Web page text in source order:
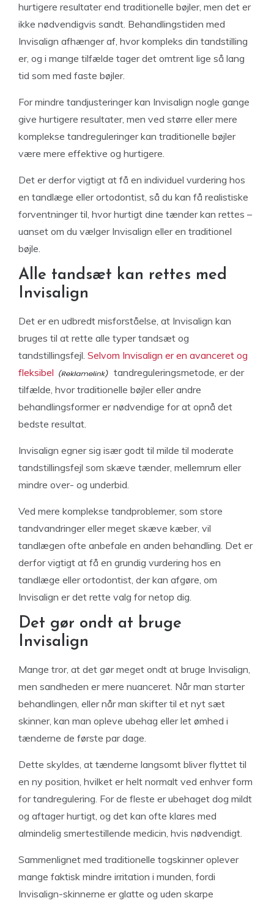
hurtigere resultater end traditionelle bøjler, men det er
ikke nødvendigvis sandt. Behandlingstiden med
Invisalign afhænger af, hvor kompleks din tandstilling
er, og i mange tilfælde tager det omtrent lige så lang
tid som med faste bøjler.
For mindre tandjusteringer kan Invisalign nogle gange
give hurtigere resultater, men ved større eller mere
komplekse tandreguleringer kan traditionelle bøjler
være mere effektive og hurtigere.
Det er derfor vigtigt at få en individuel vurdering hos
en tandlæge eller ortodontist, så du kan få realistiske
forventninger til, hvor hurtigt dine tænder kan rettes –
uanset om du vælger Invisalign eller en traditionel
bøjle.
Alle tandsæt kan rettes med
Invisalign
Det er en udbredt misforståelse, at Invisalign kan
bruges til at rette alle typer tandsæt og
tandstillingsfejl. Selvom Invisalign er en avanceret og
fleksibel
tandreguleringsmetode, er der
tilfælde, hvor traditionelle bøjler eller andre
behandlingsformer er nødvendige for at opnå det
bedste resultat.
Invisalign egner sig især godt til milde til moderate
tandstillingsfejl som skæve tænder, mellemrum eller
mindre over- og underbid.
Ved mere komplekse tandproblemer, som store
tandvandringer eller meget skæve kæber, vil
tandlægen ofte anbefale en anden behandling. Det er
derfor vigtigt at få en grundig vurdering hos en
tandlæge eller ortodontist, der kan afgøre, om
Invisalign er det rette valg for netop dig.
Det gør ondt at bruge
Invisalign
Mange tror, at det gør meget ondt at bruge Invisalign,
men sandheden er mere nuanceret. Når man starter
behandlingen, eller når man skifter til et nyt sæt
skinner, kan man opleve ubehag eller let ømhed i
tænderne de første par dage.
Dette skyldes, at tænderne langsomt bliver flyttet til
en ny position, hvilket er helt normalt ved enhver form
for tandregulering. For de fleste er ubehaget dog mildt
og aftager hurtigt, og det kan ofte klares med
almindelig smertestillende medicin, hvis nødvendigt.
Sammenlignet med traditionelle togskinner oplever
mange faktisk mindre irritation i munden, fordi
Invisalign-skinnerne er glatte og uden skarpe